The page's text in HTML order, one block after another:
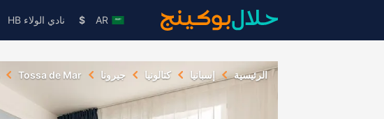
AR
$ نادي الولاء HB
الرئيسية إسبانيا كتالونيا جيرونا Tossa de Mar